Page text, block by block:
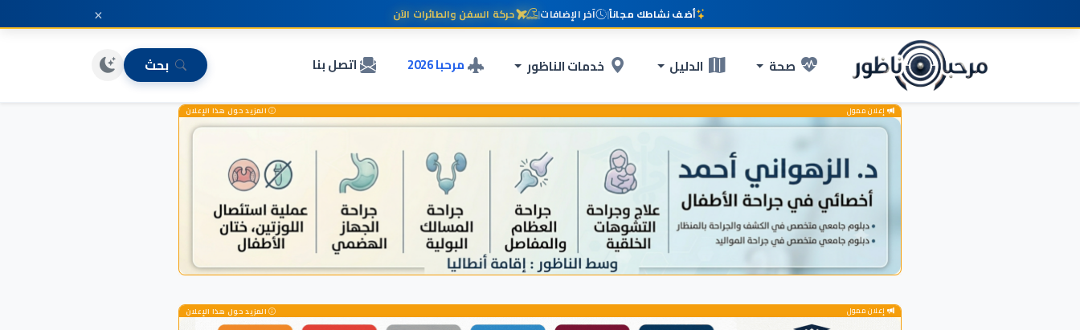
أضف نشاطك مجاناً| آخر الإضافات| حركة السفن والطائرات الآن ×
صحة الدليل خدمات الناظور مرحبا 2026 اتصل بنا بحث
إعلان ممول المزيد حول هذا الإعلان
إعلان ممول المزيد حول هذا الإعلان